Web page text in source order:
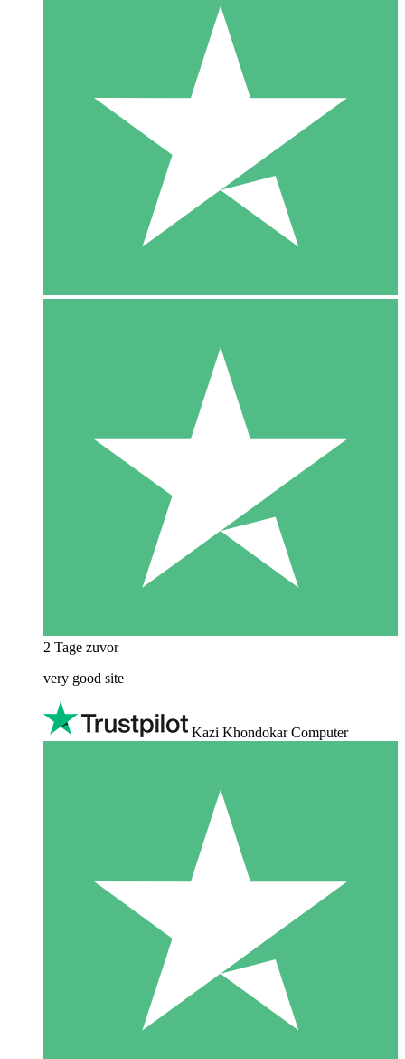
2 Tage zuvor
very good site
Kazi Khondokar Computer